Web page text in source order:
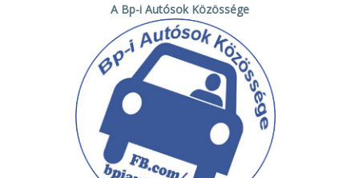
A Bp-i Autósok Közössége